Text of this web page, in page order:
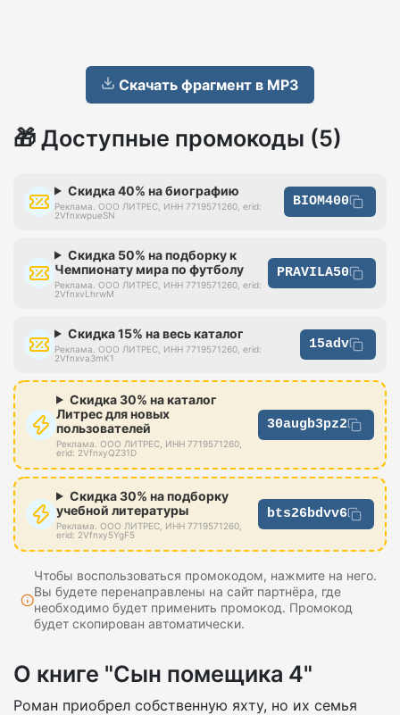
Скачать фрагмент в MP3
🎁 Доступные промокоды (5)
Скидка 40% на биографию
Реклама. ООО ЛИТРЕС, ИНН 7719571260, erid:
2VfnxwpueSN
BIOM400
Скидка 50% на подборку к
Чемпионату мира по футболу
Реклама. ООО ЛИТРЕС, ИНН 7719571260, erid:
2VfnxvLhrwM
PRAVILA50
Скидка 15% на весь каталог
Реклама. ООО ЛИТРЕС, ИНН 7719571260, erid:
2Vfnxva3mK1
15adv
Скидка 30% на каталог
Литрес для новых
пользователей
Реклама. ООО ЛИТРЕС, ИНН 7719571260,
erid: 2VfnxyQZ31D
30augb3pz2
Скидка 30% на подборку
учебной литературы
Реклама. ООО ЛИТРЕС, ИНН 7719571260,
erid: 2Vfnxy5YgF5
bts26bdvv6
Чтобы воспользоваться промокодом, нажмите на него.
Вы будете перенаправлены на сайт партнёра, где
необходимо будет применить промокод. Промокод
будет скопирован автоматически.
О книге "Сын помещика 4"
Роман приобрел собственную яхту, но их семья